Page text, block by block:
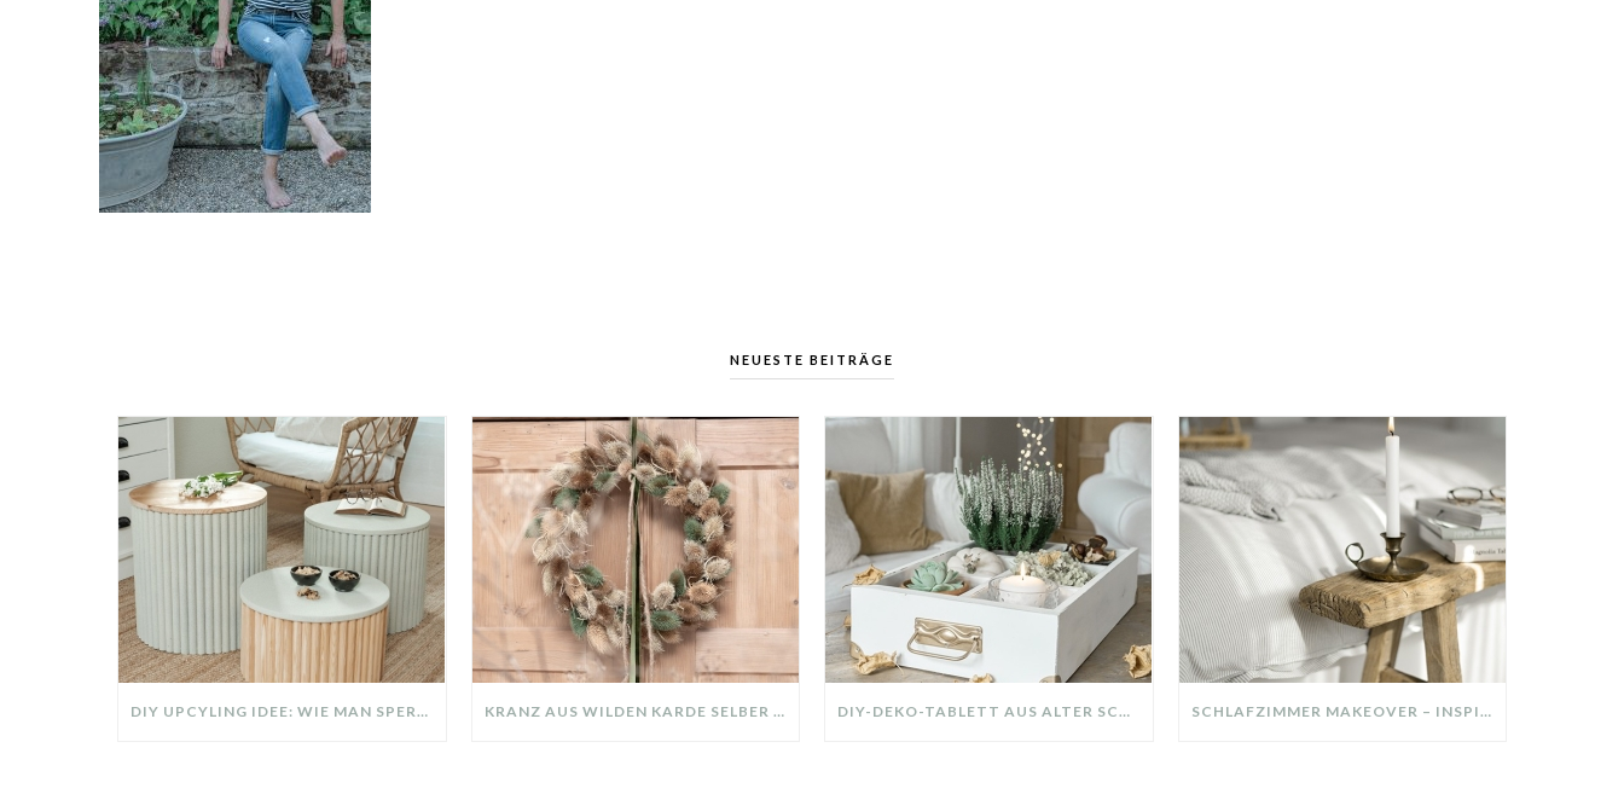
NEUESTE BEITRÄGE
DIY UPCYLING IDEE: WIE MAN SPERRMÜLL IN EIN DESIGNER TEIL VERWANDELT KRANZ AUS WILDEN KARDE SELBER MACHEN: HERBSTDEKO GANZ EINFACH DIY-DEKO-TABLETT AUS ALTER SCHUBLADE – NACHHALTIGE HERBSTDEKO SELBER MACHEN! SCHLAFZIMMER MAKEOVER – INSPIRATION FÜR DEIN SCHLAFZIMMER: AUS ALT MACH NEU – HELL, GEMÜTLICH UND EINLADEND